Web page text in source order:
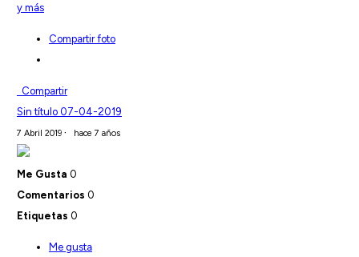
y más
Compartir foto
Compartir
Sin título 07-04-2019
7 Abril 2019 · hace 7 años
Me Gusta 0
Comentarios 0
Etiquetas 0
Me gusta